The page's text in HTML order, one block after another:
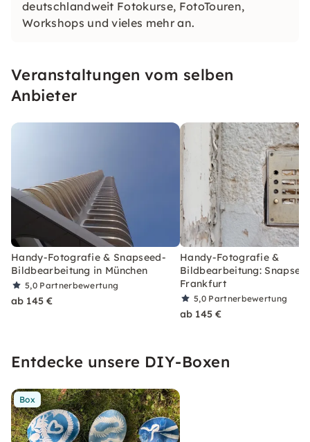
deutschlandweit Fotokurse, FotoTouren,
Workshops und vieles mehr an.
Veranstaltungen vom selben
Anbieter
Handy-Fotografie & Snapseed-
Bildbearbeitung in München
5,0 Partnerbewertung
ab 145 €
Handy-Fotografie &
Bildbearbeitung:
Frankfurt
5,0 Partnerbewertung
ab 145 €
Entdecke unsere DIY-Boxen
Box